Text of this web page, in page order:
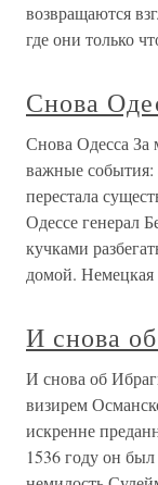
возвращаются
где они только
Снова
Снова Одесса За
важные события:
перестала
Одессе генерал
кучками
домой. Немецкая
И снова
И снова об
визирем
искренне
1536 году он